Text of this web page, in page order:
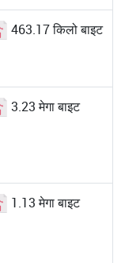
463.17 किलो बाइट
3.23 मेगा बाइट
1.13 मेगा बाइट